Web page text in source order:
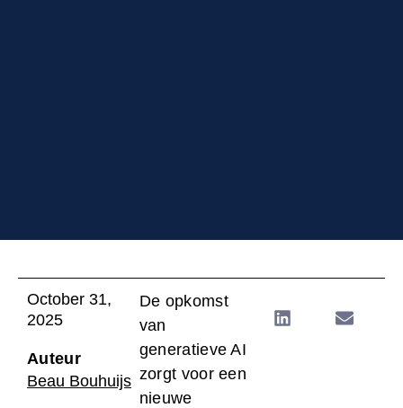
October 31,
2025
Auteur
Beau Bouhuijs
De opkomst
van
generatieve AI
zorgt voor een
nieuwe